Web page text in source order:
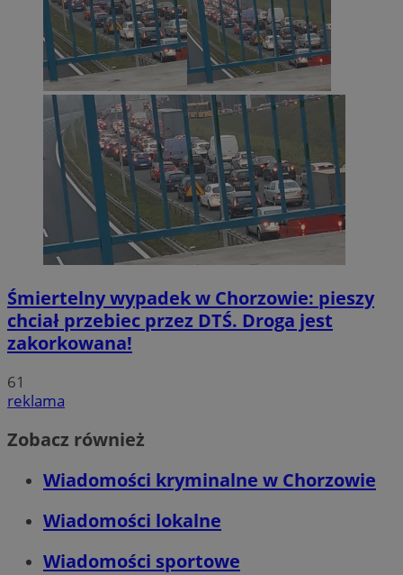
Śmiertelny wypadek w Chorzowie: pieszy
chciał przebiec przez DTŚ. Droga jest
zakorkowana!
61
reklama
Zobacz również
Wiadomości kryminalne w Chorzowie
Wiadomości lokalne
Wiadomości sportowe